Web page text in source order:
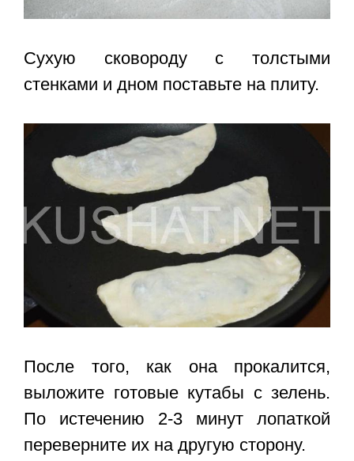
Сухую сковороду с толстыми
стенками и дном поставьте на плиту.
После того, как она прокалится,
выложите готовые кутабы с зелень.
По истечению 2-3 минут лопаткой
переверните их на другую сторону.